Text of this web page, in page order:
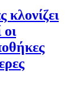
κλονίζει